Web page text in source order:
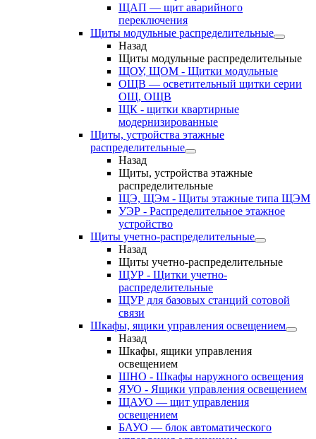
ЩАП — щит аварийного
переключения
Щиты модульные распределительные
Назад
Щиты модульные распределительные
ЩОУ, ЩОМ - Щитки модульные
ОЩВ — осветительный щитки серии
ОЩ, ОЩВ
ЩК - щитки квартирные
модернизированные
Щиты, устройства этажные
распределительные
Назад
Щиты, устройства этажные
распределительные
ЩЭ, ЩЭм - Щиты этажные типа ЩЭМ
УЭР - Распределительное этажное
устройство
Щиты учетно-распределительные
Назад
Щиты учетно-распределительные
ЩУР - Щитки учетно-
распределительные
ЩУР для базовых станций сотовой
связи
Шкафы, ящики управления освещением
Назад
Шкафы, ящики управления
освещением
ШНО - Шкафы наружного освещения
ЯУО - Ящики управления освещением
ЩАУО — щит управления
освещением
БАУО — блок автоматического